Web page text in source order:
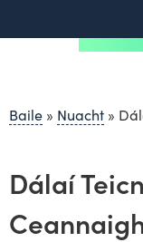
Baile » Nuacht »
Dálaí